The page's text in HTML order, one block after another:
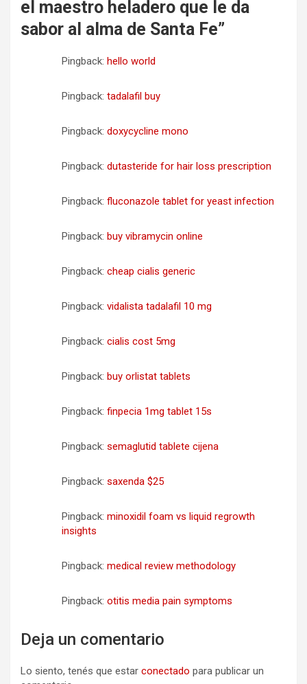
el maestro heladero que le da
sabor al alma de Santa Fe”
Pingback: hello world
Pingback: tadalafil buy
Pingback: doxycycline mono
Pingback: dutasteride for hair loss prescription
Pingback: fluconazole tablet for yeast infection
Pingback: buy vibramycin online
Pingback: cheap cialis generic
Pingback: vidalista tadalafil 10 mg
Pingback: cialis cost 5mg
Pingback: buy orlistat tablets
Pingback: finpecia 1mg tablet 15s
Pingback: semaglutid tablete cijena
Pingback: saxenda $25
Pingback: minoxidil foam vs liquid regrowth
insights
Pingback: medical review methodology
Pingback: otitis media pain symptoms
Deja un comentario
Lo siento, tenés que estar conectado para publicar un